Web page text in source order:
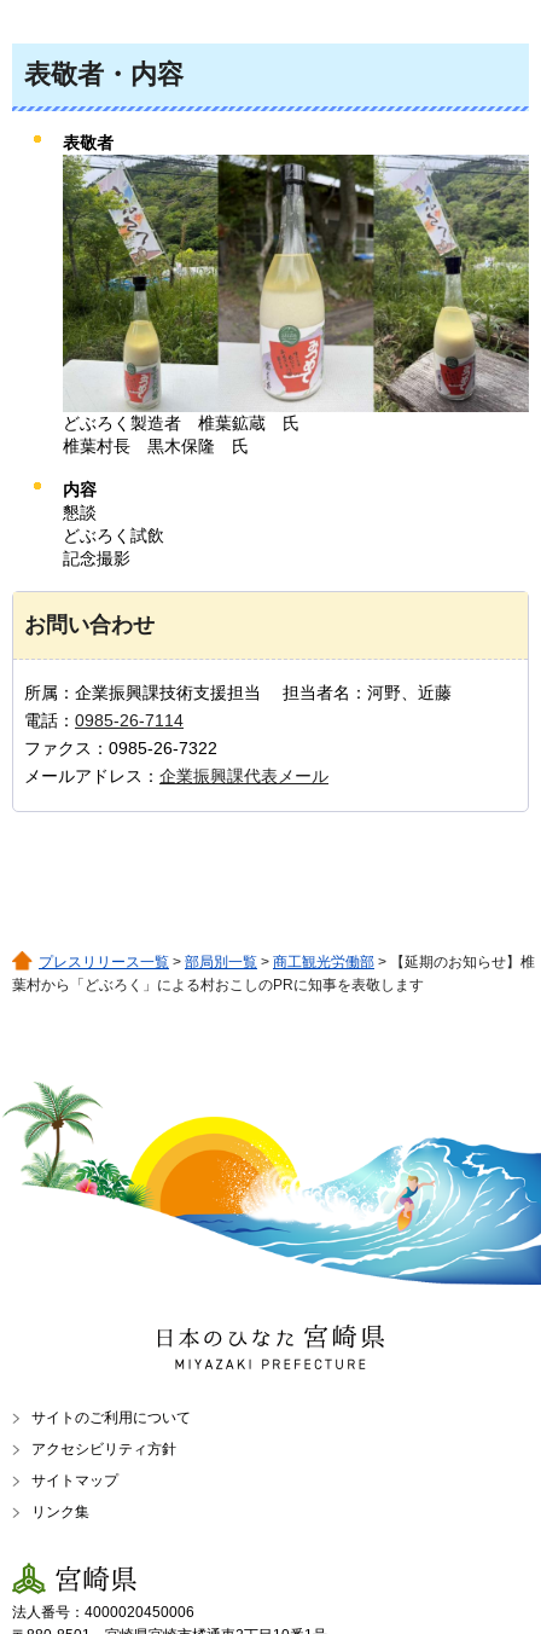
表敬者・内容
表敬者
どぶろく製造者 椎葉鉱蔵
氏
椎葉村長
黒木保隆 氏
内容
懇談
どぶろく試飲
記念撮影
お問い合わせ
所属：企業振興課技術支援担当 担当者名：河野、近藤
電話： 0985-26-7114
ファクス：0985-26-7322
メールアドレス： 企業振興課代表メール
プレスリリース一覧 > 部局別一覧 > 商工観光労働部 > 【延期のお知らせ】椎
葉村から「どぶろく」による村おこしのPRに知事を表敬します
日本のひなた 宮崎県
MIYAZAKI PREFECTURE
サイトのご利用について
アクセシビリティ方針
サイトマップ
リンク集
宮崎県
法人番号：4000020450006